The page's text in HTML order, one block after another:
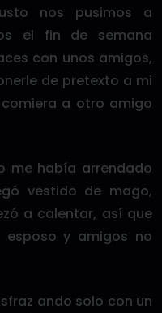
nos pusimos a
el fin de semana
con unos amigos,
de pretexto a mi
a otro amigo
me había arrendado
vestido de mago,
a calentar, así que
y amigos no
ando solo con un